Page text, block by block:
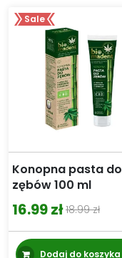
Sale
Konopna pasta do
zębów 100 ml
18.99zł
Pierwotna
cena
16.99zł
Aktualna
cena
Dodaj do koszyka